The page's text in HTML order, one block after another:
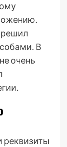
решил
В
очень
реквизиты